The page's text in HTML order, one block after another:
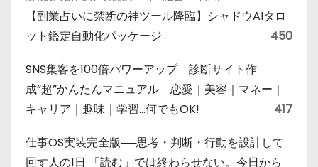
【副業占いに禁断の神ツール降臨】シャドウAIタロ
ット鑑定自動化パッケージ
450
SNS集客を100倍パワーアップ 診断サイト作
成“超”かんたんマニュアル 恋愛｜美容｜マネー｜
キャリア｜趣味｜学習…何でもOK!
417
仕事OS実装完全版──思考・判断・行動を設計して
回す人の1日 「読む」では終わらせない。今日から